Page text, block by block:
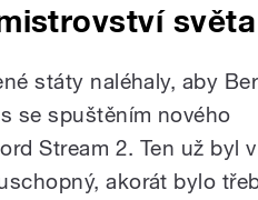
světa
státy naléhaly, aby
se spuštěním nového
Stream 2. Ten už byl
akorát bylo